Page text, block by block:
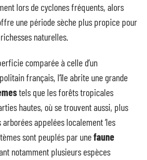
lors de cyclones fréquents, alors
une période sèche plus propice pour
naturelles.
comparée à celle d’un
français, l’île abrite une grande
tels que les forêts tropicales
hautes, où se trouvent aussi, plus
appelées localement ‘les
sont peuplés par unefaune
notamment plusieurs espèces